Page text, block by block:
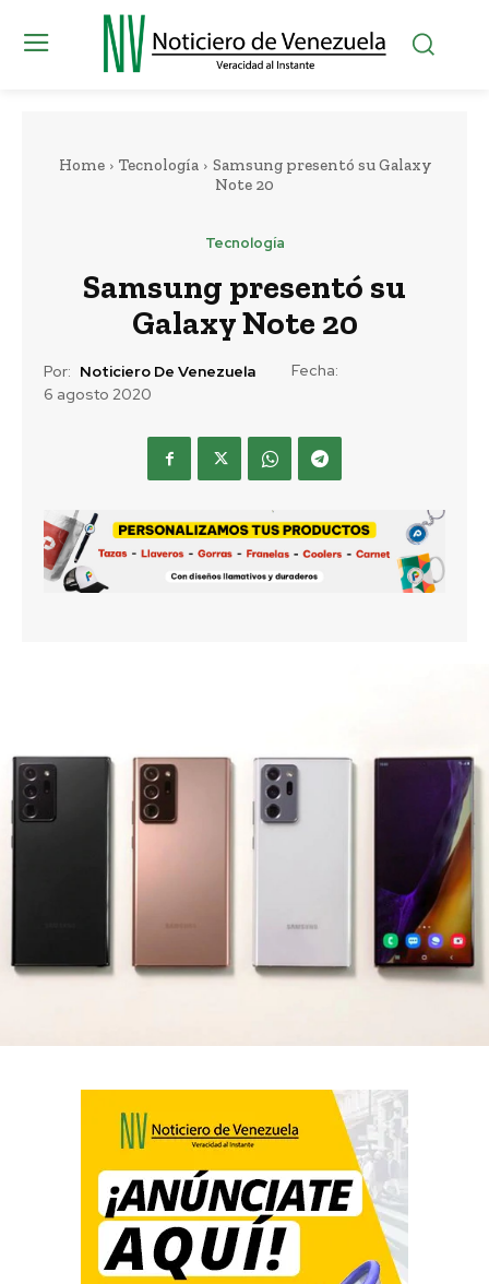
Home Tecnología
Samsung presentó su Galaxy
Note 20
Tecnología
Samsung presentó su
Galaxy Note 20
Por: Noticiero De Venezuela
Fecha:
6 agosto 2020